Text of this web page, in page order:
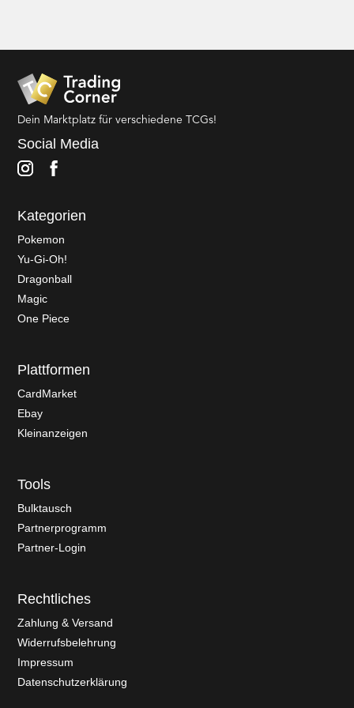
Dein Marktplatz für verschiedene TCGs!
Social Media
Kategorien
Pokemon
Yu-Gi-Oh!
Dragonball
Magic
One Piece
Plattformen
CardMarket
Ebay
Kleinanzeigen
Tools
Bulktausch
Partnerprogramm
Partner-Login
Rechtliches
Zahlung & Versand
Widerrufsbelehrung
Impressum
Datenschutzerklärung